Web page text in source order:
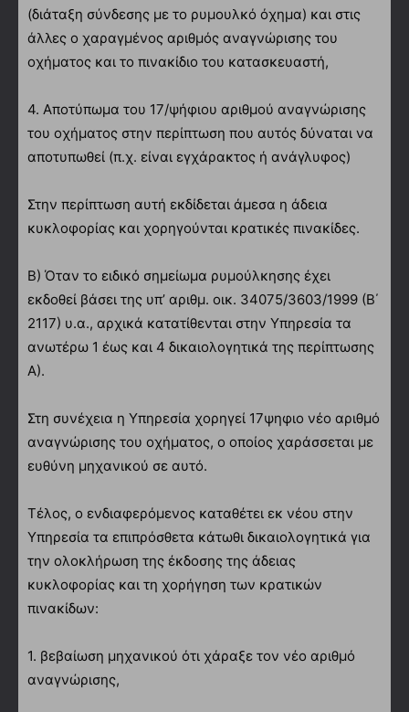
(διάταξη σύνδεσης με το ρυμουλκό όχημα) και στις
άλλες ο χαραγμένος αριθμός αναγνώρισης του
οχήματος και το πινακίδιο του κατασκευαστή,
4. Αποτύπωμα του 17/ψήφιου αριθμού αναγνώρισης
του οχήματος στην περίπτωση που αυτός δύναται να
αποτυπωθεί (π.χ. είναι εγχάρακτος ή ανάγλυφος)
Στην περίπτωση αυτή εκδίδεται άμεσα η άδεια
κυκλοφορίας και χορηγούνται κρατικές πινακίδες.
Β) Όταν το ειδικό σημείωμα ρυμούλκησης έχει
εκδοθεί βάσει της υπ’ αριθμ. οικ. 34075/3603/1999 (Β΄
2117) υ.α., αρχικά κατατίθενται στην Υπηρεσία τα
ανωτέρω 1 έως και 4 δικαιολογητικά της περίπτωσης
Α).
Στη συνέχεια η Υπηρεσία χορηγεί 17ψηφιο νέο αριθμό
αναγνώρισης του οχήματος, ο οποίος χαράσσεται με
ευθύνη μηχανικού σε αυτό.
Τέλος, ο ενδιαφερόμενος καταθέτει εκ νέου στην
Υπηρεσία τα επιπρόσθετα κάτωθι δικαιολογητικά για
την ολοκλήρωση της έκδοσης της άδειας
κυκλοφορίας και τη χορήγηση των κρατικών
πινακίδων:
1. βεβαίωση μηχανικού ότι χάραξε τον νέο αριθμό
αναγνώρισης,